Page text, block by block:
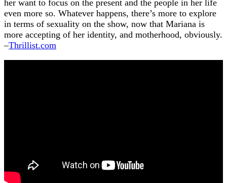
her want to focus on the present and the people in her life
even more so. Whatever happens, there’s more to explore
in terms of sexuality on the show, now that Mariana is
more accepting of her identity, and motherhood, obviously.
–Thrillist.com